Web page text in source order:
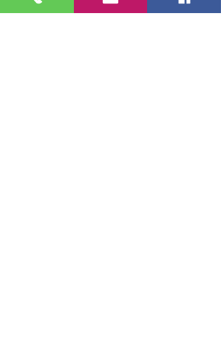
organizaron actividades